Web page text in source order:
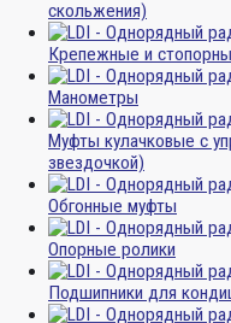
скольжения)
Крепежные и
Манометры
Муфты кулачковые с
звездочкой)
Обгонные муфты
Опорные ролики
Подшипники для